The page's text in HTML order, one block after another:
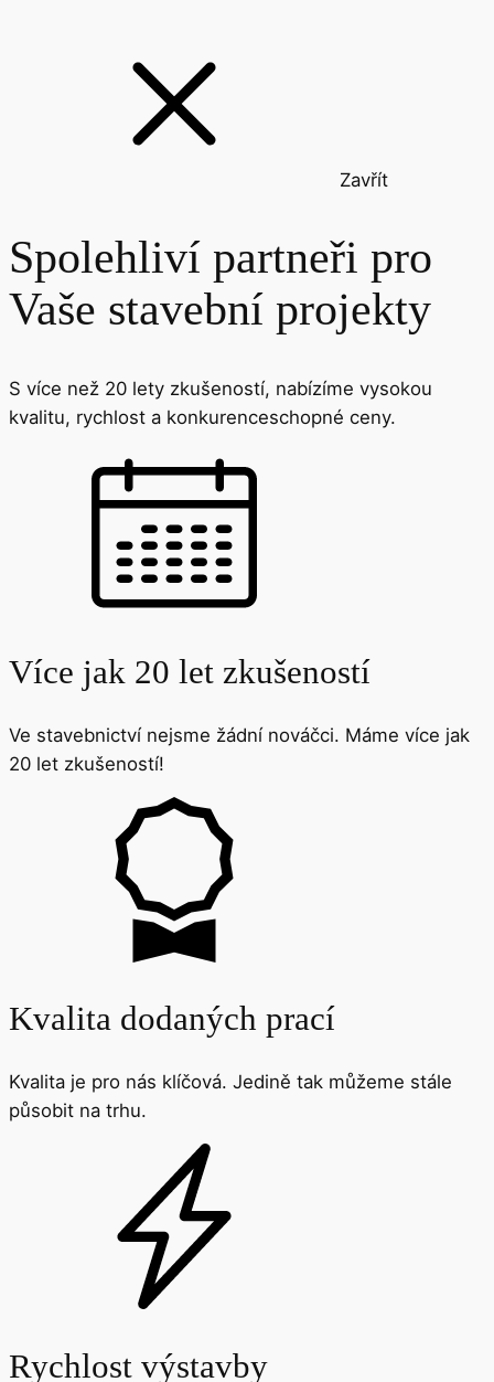
Zavřít
Spolehliví partneři pro
Vaše stavební projekty
S více než 20 lety zkušeností, nabízíme vysokou
kvalitu, rychlost a konkurenceschopné ceny.
Více jak 20 let zkušeností
Ve stavebnictví nejsme žádní nováčci. Máme více jak
20 let zkušeností!
Kvalita dodaných prací
Kvalita je pro nás klíčová. Jedině tak můžeme stále
působit na trhu.
Rychlost výstavby